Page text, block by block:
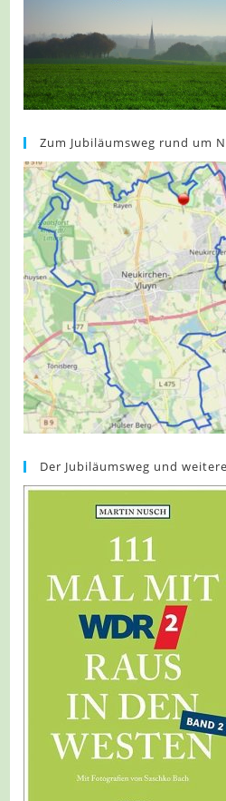
Zum Jubiläumsweg rund um
Der Jubiläumsweg und